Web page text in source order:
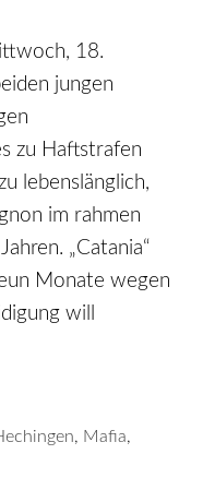
18.
jungen
zu Haftstrafen
lebenslänglich,
im rahmen
„Catania“
Monate wegen
will
, Mafia,